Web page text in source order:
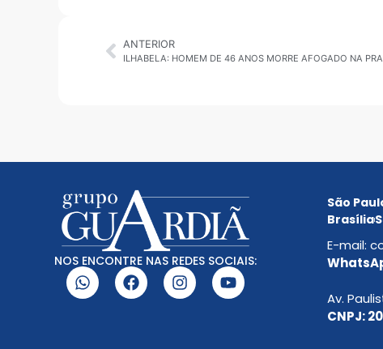
ANTERIOR
ILHABELA: HOMEM DE 46 ANOS MORRE AFOGADO NA
NOS ENCONTRE NAS REDES SOCIAIS:
São
Brasília
E-mail:
Av.
CNPJ: